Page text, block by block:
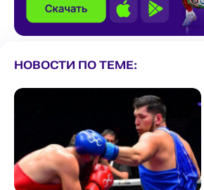
НОВОСТИ ПО ТЕМЕ: